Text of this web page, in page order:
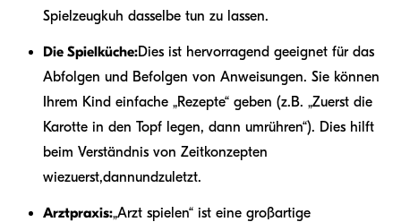
Spielzeugkuh dasselbe tun zu lassen.
Die Spielküche:Dies ist hervorragend geeignet für das
Abfolgen und Befolgen von Anweisungen. Sie können
Ihrem Kind einfache „Rezepte“ geben (z.B. „Zuerst die
Karotte in den Topf legen, dann umrühren“). Dies hilft
beim Verständnis von Zeitkonzepten
wiezuerst,dannundzuletzt.
Arztpraxis:„Arzt spielen“ ist eine großartige